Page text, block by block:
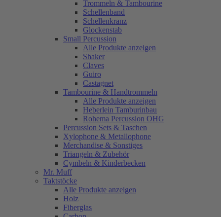
Trommeln & Tambourine
Schellenband
Schellenkranz
Glockenstab
Small Percussion
Alle Produkte anzeigen
Shaker
Claves
Guiro
Castagnet
Tambourine & Handtrommeln
Alle Produkte anzeigen
Heberlein Tamburinbau
Rohema Percussion OHG
Percussion Sets & Taschen
Xylophone & Metallophone
Merchandise & Sonstiges
Triangeln & Zubehör
Cymbeln & Kinderbecken
Mr. Muff
Taktstöcke
Alle Produkte anzeigen
Holz
Fiberglas